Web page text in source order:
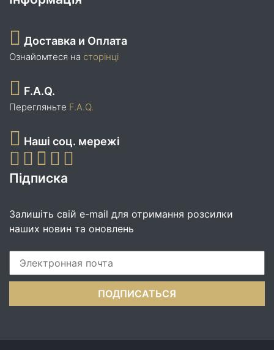
Доставка и Оплата
Ознайомтеся на сторінці
F.A.Q.
Перегляньте F.A.Q.
Наші соц. мережі
Підписка
Залишіть свій e-mail для отримання розсилки
наших новин та оновлень